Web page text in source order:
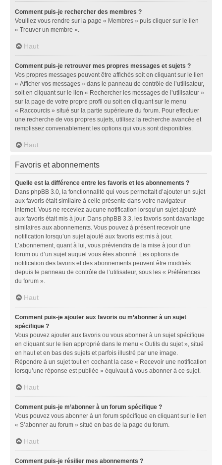
Comment puis-je rechercher des membres ?
Veuillez vous rendre sur la page « Membres » puis cliquer sur le lien
« Trouver un membre ».
Haut
Comment puis-je retrouver mes propres messages et sujets ?
Vos propres messages peuvent être affichés soit en cliquant sur le lien
« Afficher vos messages » dans le panneau de contrôle de l’utilisateur,
soit en cliquant sur le lien « Rechercher les messages de l’utilisateur »
sur la page de votre propre profil ou soit en cliquant sur le menu
« Raccourcis » situé sur la partie supérieure du forum. Pour effectuer
une recherche de vos propres sujets, utilisez la recherche avancée et
remplissez convenablement les options qui vous sont disponibles.
Haut
Favoris et abonnements
Quelle est la différence entre les favoris et les abonnements ?
Dans phpBB 3.0, la fonctionnalité qui vous permettait d’ajouter un sujet
aux favoris était similaire à celle présente dans votre navigateur
internet. Vous ne receviez aucune notification lorsqu’un sujet ajouté
aux favoris était mis à jour. Dans phpBB 3.3, les favoris sont davantage
similaires aux abonnements. Vous pouvez à présent recevoir une
notification lorsqu’un sujet ajouté aux favoris est mis à jour.
L’abonnement, quant à lui, vous préviendra de la mise à jour d’un
forum ou d’un sujet auquel vous êtes abonné. Les options de
notification des favoris et des abonnements peuvent être modifiés
depuis le panneau de contrôle de l’utilisateur, sous les « Préférences
du forum ».
Haut
Comment puis-je ajouter aux favoris ou m’abonner à un sujet
spécifique ?
Vous pouvez ajouter aux favoris ou vous abonner à un sujet spécifique
en cliquant sur le lien approprié dans le menu « Outils du sujet », situé
en haut et en bas des sujets et parfois illustré par une image.
Répondre à un sujet tout en cochant la case « Recevoir une notification
lorsqu’une réponse est publiée » équivaut à vous abonner à ce sujet.
Haut
Comment puis-je m’abonner à un forum spécifique ?
Vous pouvez vous abonner à un forum spécifique en cliquant sur le lien
« S’abonner au forum » situé en bas de la page du forum.
Haut
Comment puis-je résilier mes abonnements ?